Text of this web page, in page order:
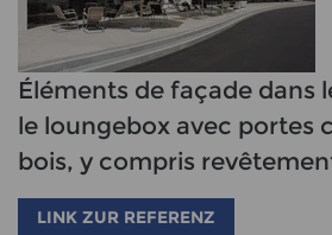
Éléments de façade dans
le loungebox avec portes
bois, y compris
LINK ZUR REFERENZ